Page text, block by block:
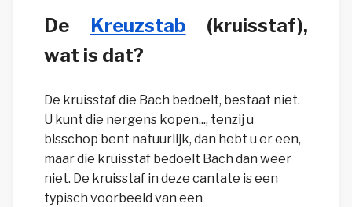
De Kreuzstab (kruisstaf),
wat is dat?
De kruisstaf die Bach bedoelt, bestaat niet.
U kunt die nergens kopen..., tenzij u
bisschop bent natuurlijk, dan hebt u er een,
maar die kruisstaf bedoelt Bach dan weer
niet. De kruisstaf in deze cantate is een
typisch voorbeeld van een